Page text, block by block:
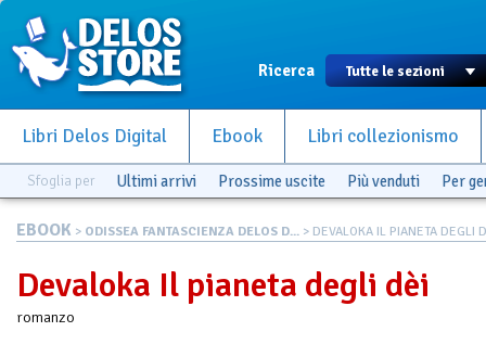
Ricerca
Libri Delos Digital Ebook Libri collezionismo
Sfoglia per Ultimi arrivi Prossime uscite Più venduti Per
EBOOK > ODISSEA FANTASCIENZA DELOS D... > DEVALOKA IL PIANETA DEGLI
Devaloka Il pianeta degli dèi
romanzo